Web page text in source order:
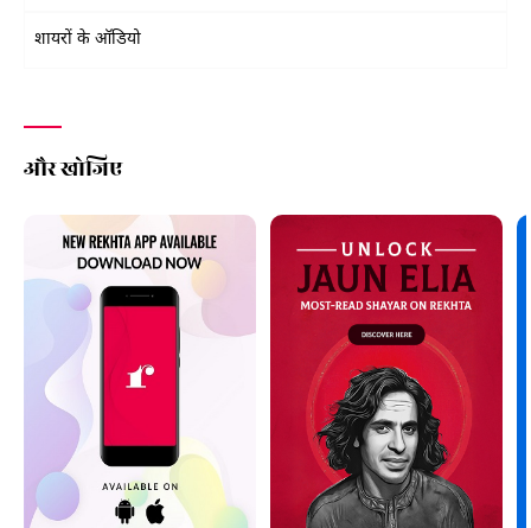
शायरों के ऑडियो
और खोजिए